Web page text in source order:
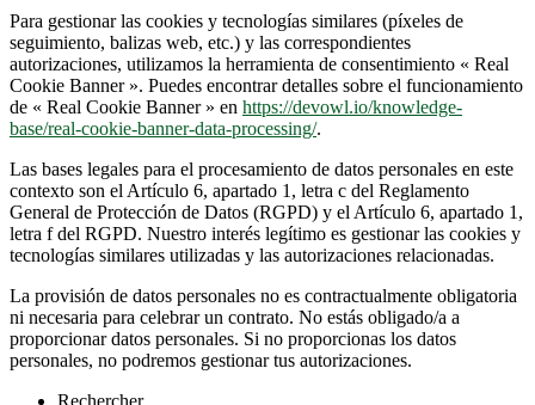
Para gestionar las cookies y tecnologías similares (píxeles de
seguimiento, balizas web, etc.) y las correspondientes
autorizaciones, utilizamos la herramienta de consentimiento « Real
Cookie Banner ». Puedes encontrar detalles sobre el funcionamiento
de « Real Cookie Banner » en https://devowl.io/knowledge-
base/real-cookie-banner-data-processing/.
Las bases legales para el procesamiento de datos personales en este
contexto son el Artículo 6, apartado 1, letra c del Reglamento
General de Protección de Datos (RGPD) y el Artículo 6, apartado 1,
letra f del RGPD. Nuestro interés legítimo es gestionar las cookies y
tecnologías similares utilizadas y las autorizaciones relacionadas.
La provisión de datos personales no es contractualmente obligatoria
ni necesaria para celebrar un contrato. No estás obligado/a a
proporcionar datos personales. Si no proporcionas los datos
personales, no podremos gestionar tus autorizaciones.